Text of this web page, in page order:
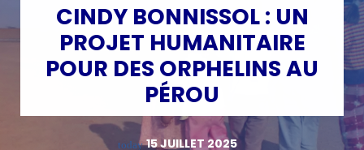
CINDY BONNISSOL : UN
PROJET HUMANITAIRE
POUR DES ORPHELINS AU
PÉROU
today 15 JUILLET 2025